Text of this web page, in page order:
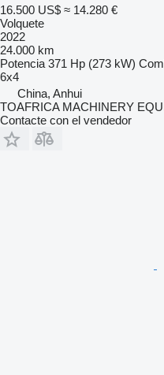
16.500 US$ ≈ 14.280 €
Volquete
2022
24.000 km
Potencia 371 Hp (273 kW)
6x4
China, Anhui
TOAFRICA MACHINERY
Contacte con el vendedor